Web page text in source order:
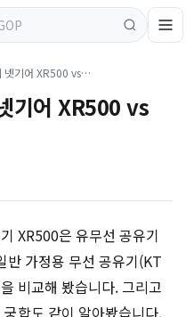
대결! 게이밍 공유기 넷기어 XR500 vs KT 5G 무선 공유기
기어 XR500 vs
XR500은 유무선 공유기
반 가정용 무선 공유기(KT
비교해 봤습니다. 그리고
합도 같이 알아봤습니다.